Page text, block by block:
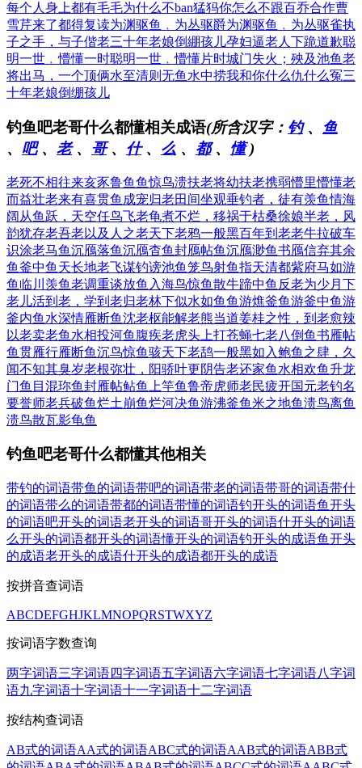
每个人身上都有毛毛为什么不ban猛犸你怎么不跟百乔合作曹
雪芹来了都得复读为渊驱鱼﹐为丛驱爵为渊驱鱼﹐为丛驱雀执
子之手，与子偕老三十年老娘倒綳孩儿孕妇逼老人下跪道歉聪
明一世﹐懵懂一时聪明一世﹐懵懂片时城门失火；殃及池鱼老
将出马，一个顶俩水至清则无鱼水中捞我和你什么仇什么冤三
十年老娘倒绷孩儿
钓鱼吧老哥什么都懂相关成语(所含汉字： 钓、 鱼
、 吧、 老、 哥、 什、 么 、 都、 懂)
老死不相往来亥豕鲁鱼鱼惊鸟溃扶老将幼扶老携弱懵里懵懂老
而益壮老来有喜贯鱼成宠归老田间坐观垂钓者，徒有羡鱼情海
阔从鱼跃，天空任鸟飞老龟煮不烂，移祸于枯桑徐娘半老，风
韵犹存老吾老以及人之老天下老鸦一般黑百年到老老牛拉破车
识涂老马鱼沉鴈落鱼沉鴈杳鱼封鴈帖鱼沉鴈渺鱼书鴈信弃其余
鱼釜中鱼 天长地老飞谋钓谤池鱼笼鸟射鱼指天清都紫府马如游
鱼 临川羡鱼老调重谈放鱼入海鸟惊鱼散牛蹄中鱼 反老为少月下
老儿活到老，学到老归老林下似水如鱼鱼游燋釜鱼游釜中鱼游
釜内鱼水深情雁断鱼沈老枢能解老熊当道姜桂之性，到老愈辣
以老卖老鱼水相投河鱼腹疾老虎头上打苍蝇七老八倒鱼书雁帖
鱼贯雁行雁断鱼沉鸟惊鱼骇天下老鸹一般黑如入鲍鱼之肆，久
闻不知其臭岁老根弥壮，阳骄叶更阴告老还家鱼水相欢鱼升龙
门鱼目混珎鱼封雁帖鲇鱼上竿鱼鲁帝虎师老民疲开国元老钓名
要誉师老兵破鱼烂土崩鱼烂河决鱼游沸釜鱼米之地鱼溃鸟离鱼
溃鸟散瓦影龟鱼
钓鱼吧老哥什么都懂其他相关
带钓的词语带鱼的词语带吧的词语带老的词语带哥的词语带什
的词语带么的词语带都的词语带懂的词语钓开头的词语鱼开头
的词语吧开头的词语老开头的词语哥开头的词语什开头的词语
么开头的词语都开头的词语懂开头的词语钓开头的成语鱼开头
的成语老开头的成语什开头的成语都开头的成语
按拼音查词语
ABCDEFGHJKLMNOPQRSTWXYZ
按词语字数查询
两字词语三字词语四字词语五字词语六字词语七字词语八字词
语九字词语十字词语十一字词语十二字词语
按结构查词语
AB式的词语AA式的词语ABC式的词语AAB式的词语ABB式